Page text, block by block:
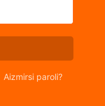
Aizmirsi paroli?